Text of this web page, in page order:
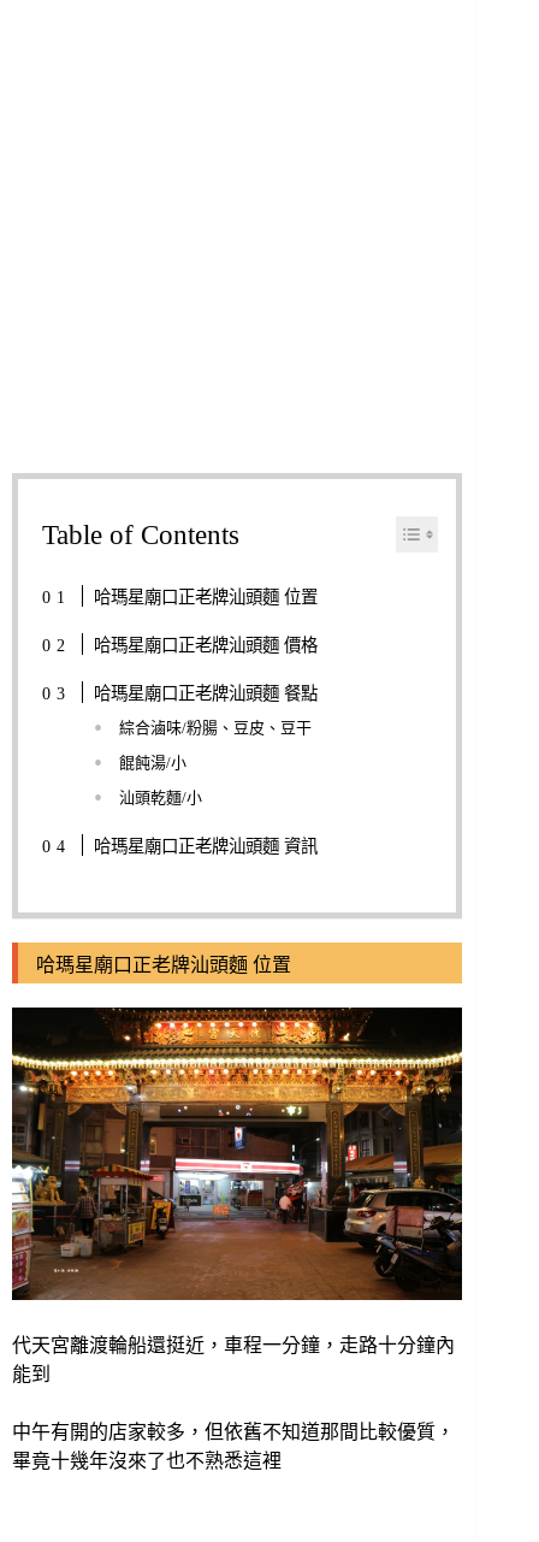
Table of Contents
哈瑪星廟口正老牌汕頭麵 位置
哈瑪星廟口正老牌汕頭麵 價格
哈瑪星廟口正老牌汕頭麵 餐點
綜合滷味/粉腸、豆皮、豆干
餛飩湯/小
汕頭乾麵/小
哈瑪星廟口正老牌汕頭麵 資訊
哈瑪星廟口正老牌汕頭麵 位置
代天宮離渡輪船還挺近，車程一分鐘，走路十分鐘內
能到
中午有開的店家較多，但依舊不知道那間比較優質，
畢竟十幾年沒來了也不熟悉這裡